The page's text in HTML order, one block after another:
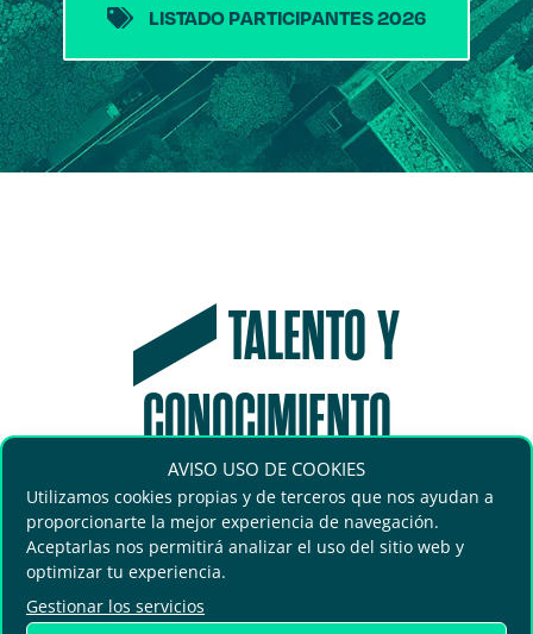
AVISO USO DE COOKIES
Utilizamos cookies propias y de terceros que nos ayudan a
proporcionarte la mejor experiencia de navegación.
Aceptarlas nos permitirá analizar el uso del sitio web y
optimizar tu experiencia.
Gestionar los servicios
LISTADO PARTICIPANTES 2026
TALENTO Y
CONOCIMIENTO
La agenda más actualizada sobre gestión
urbana, sostenibilidad y movilidad
inteligente se debate en Greencities. Más
de 250 ponencias con expertos del